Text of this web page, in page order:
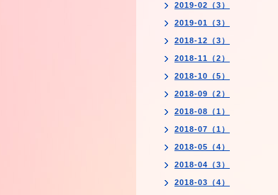
2019-02（3）
2019-01（3）
2018-12（3）
2018-11（2）
2018-10（5）
2018-09（2）
2018-08（1）
2018-07（1）
2018-05（4）
2018-04（3）
2018-03（4）